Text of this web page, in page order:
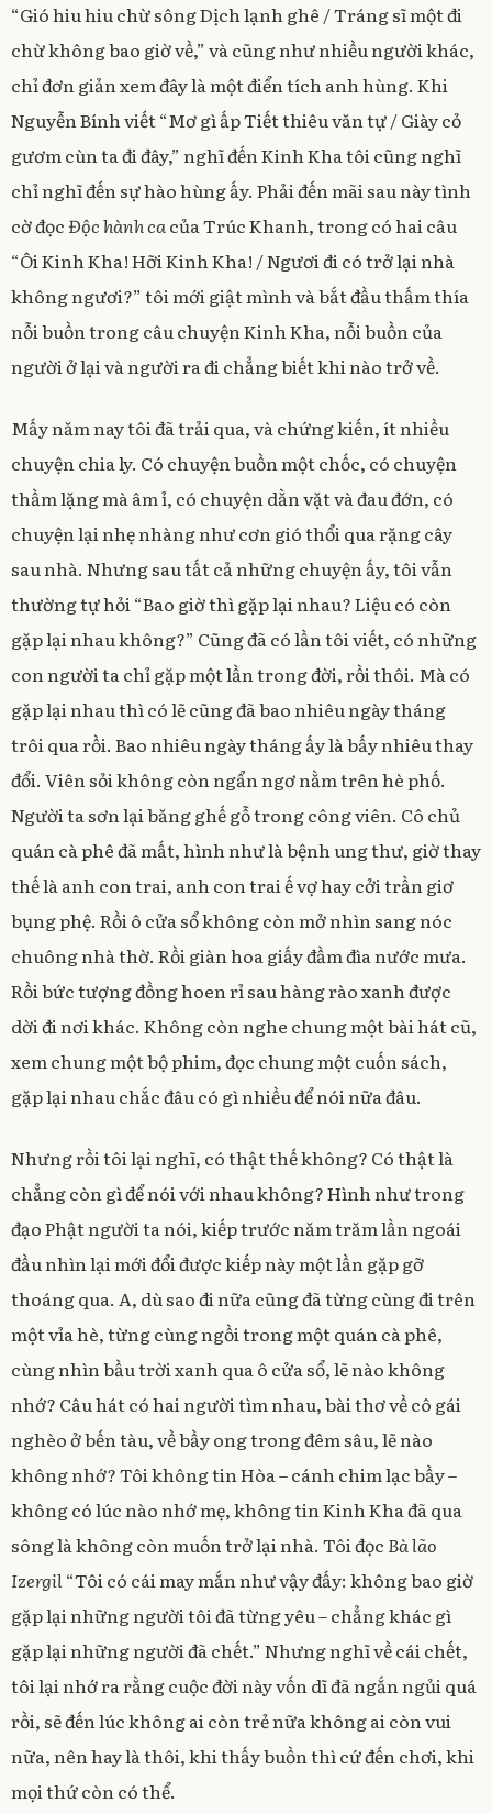
“Gió hiu hiu chừ sông Dịch lạnh ghê / Tráng sĩ một đi
chừ không bao giờ về,” và cũng như nhiều người khác,
chỉ đơn giản xem đây là một điển tích anh hùng. Khi
Nguyễn Bính viết “Mơ gì ấp Tiết thiêu văn tự / Giày cỏ
gươm cùn ta đi đây,” nghĩ đến Kinh Kha tôi cũng nghĩ
chỉ nghĩ đến sự hào hùng ấy. Phải đến mãi sau này tình
cờ đọcĐộc hành cacủa Trúc Khanh, trong có hai câu
“Ôi Kinh Kha! Hỡi Kinh Kha! / Ngươi đi có trở lại nhà
không ngươi?” tôi mới giật mình và bắt đầu thấm thía
nỗi buồn trong câu chuyện Kinh Kha, nỗi buồn của
người ở lại và người ra đi chẳng biết khi nào trở về.
Mấy năm nay tôi đã trải qua, và chứng kiến, ít nhiều
chuyện chia ly. Có chuyện buồn một chốc, có chuyện
thầm lặng mà âm ỉ, có chuyện dằn vặt và đau đớn, có
chuyện lại nhẹ nhàng như cơn gió thổi qua rặng cây
sau nhà. Nhưng sau tất cả những chuyện ấy, tôi vẫn
thường tự hỏi “Bao giờ thì gặp lại nhau? Liệu có còn
gặp lại nhau không?” Cũng đã có lần tôi viết, có những
con người ta chỉ gặp một lần trong đời, rồi thôi. Mà có
gặp lại nhau thì có lẽ cũng đã bao nhiêu ngày tháng
trôi qua rồi. Bao nhiêu ngày tháng ấy là bấy nhiêu thay
đổi. Viên sỏi không còn ngẩn ngơ nằm trên hè phố.
Người ta sơn lại băng ghế gỗ trong công viên. Cô chủ
quán cà phê đã mất, hình như là bệnh ung thư, giờ thay
thế là anh con trai, anh con trai ế vợ hay cởi trần giơ
bụng phệ. Rồi ô cửa sổ không còn mở nhìn sang nóc
chuông nhà thờ. Rồi giàn hoa giấy đầm đìa nước mưa.
Rồi bức tượng đồng hoen rỉ sau hàng rào xanh được
dời đi nơi khác. Không còn nghe chung một bài hát cũ,
xem chung một bộ phim, đọc chung một cuốn sách,
gặp lại nhau chắc đâu có gì nhiều để nói nữa đâu.
Nhưng rồi tôi lại nghĩ, có thật thế không? Có thật là
chẳng còn gì để nói với nhau không? Hình như trong
đạo Phật người ta nói, kiếp trước năm trăm lần ngoái
đầu nhìn lại mới đổi được kiếp này một lần gặp gỡ
thoáng qua. A, dù sao đi nữa cũng đã từng cùng đi trên
một vỉa hè, từng cùng ngồi trong một quán cà phê,
cùng nhìn bầu trời xanh qua ô cửa sổ, lẽ nào không
nhớ? Câu hát có hai người tìm nhau, bài thơ về cô gái
nghèo ở bến tàu, về bầy ong trong đêm sâu, lẽ nào
không nhớ? Tôi không tin Hòa – cánh chim lạc bầy –
không có lúc nào nhớ mẹ, không tin Kinh Kha đã qua
sông là không còn muốn trở lại nhà. Tôi đọc Bà lão
Izergil“Tôi có cái may mắn như vậy đấy: không bao giờ
gặp lại những người tôi đã từng yêu – chẳng khác gì
gặp lại những người đã chết.” Nhưng nghĩ về cái chết,
tôi lại nhớ ra rằng cuộc đời này vốn dĩ đã ngắn ngủi quá
rồi, sẽ đến lúc không ai còn trẻ nữa không ai còn vui
nữa, nên hay là thôi, khi thấy buồn thì cứ đến chơi, khi
mọi thứ còn có thể.